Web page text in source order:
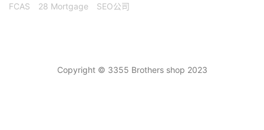
FCAS 28 Mortgage SEO公司
Copyright © 3355 Brothers shop 2023